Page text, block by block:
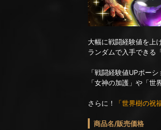
大幅に戦闘経験値を上
ランダムで入手できる
「戦闘経験値UPポー
「女神の加護」や「世
さらに！ 「世界樹の祝
商品名/販売価格